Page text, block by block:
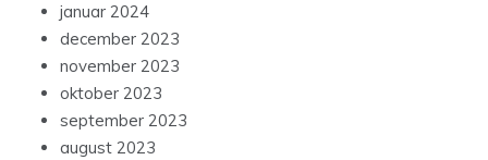
januar 2024
december 2023
november 2023
oktober 2023
september 2023
august 2023